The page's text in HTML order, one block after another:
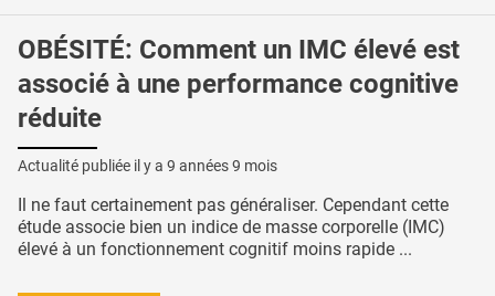
OBÉSITÉ: Comment un IMC élevé est
associé à une performance cognitive
réduite
Actualité publiée il y a 9 années 9 mois
Il ne faut certainement pas généraliser. Cependant cette
étude associe bien un indice de masse corporelle (IMC)
élevé à un fonctionnement cognitif moins rapide ...